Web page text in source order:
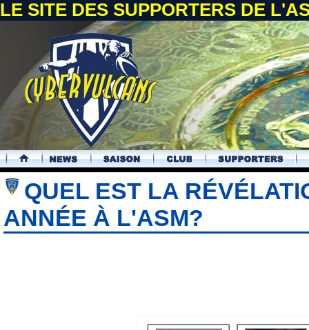
LE SITE DES SUPPORTERS DE
.
QUEL EST LA
ANNÉE À L'ASM?